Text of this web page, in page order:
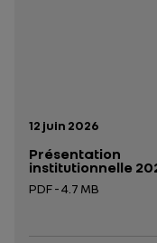
Date de publication:
12 juin 2026
Présentation
institutionnelle
PDF - 4.7 MB